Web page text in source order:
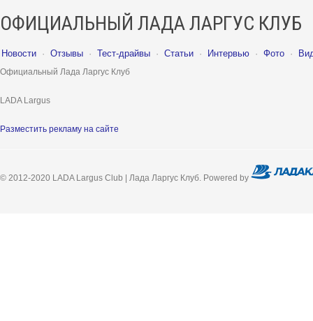
ОФИЦИАЛЬНЫЙ ЛАДА ЛАРГУС КЛУБ
Новости · Отзывы · Тест-драйвы · Статьи · Интервью · Фото ·
Официальный Лада Ларгус Клуб
LADA Largus
Разместить рекламу на сайте
© 2012-2020 LADA Largus Club | Лада Ларгус Клуб. Powered by